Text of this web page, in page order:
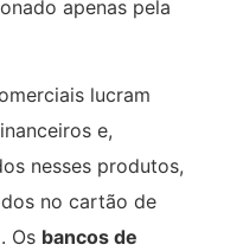
apenas pela
lucram
e,
nesses produtos,
no cartão de
Os bancos de